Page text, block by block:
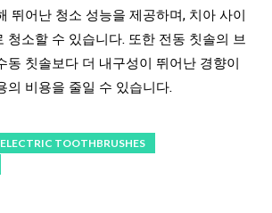
뛰어난 청소 성능을 제공하며, 치아 사이
청소할 수 있습니다. 또한 전동 칫솔의 브
동 칫솔보다 더 내구성이 뛰어난 경향이
의 비용을 줄일 수 있습니다.
ELECTRIC TOOTHBRUSHES